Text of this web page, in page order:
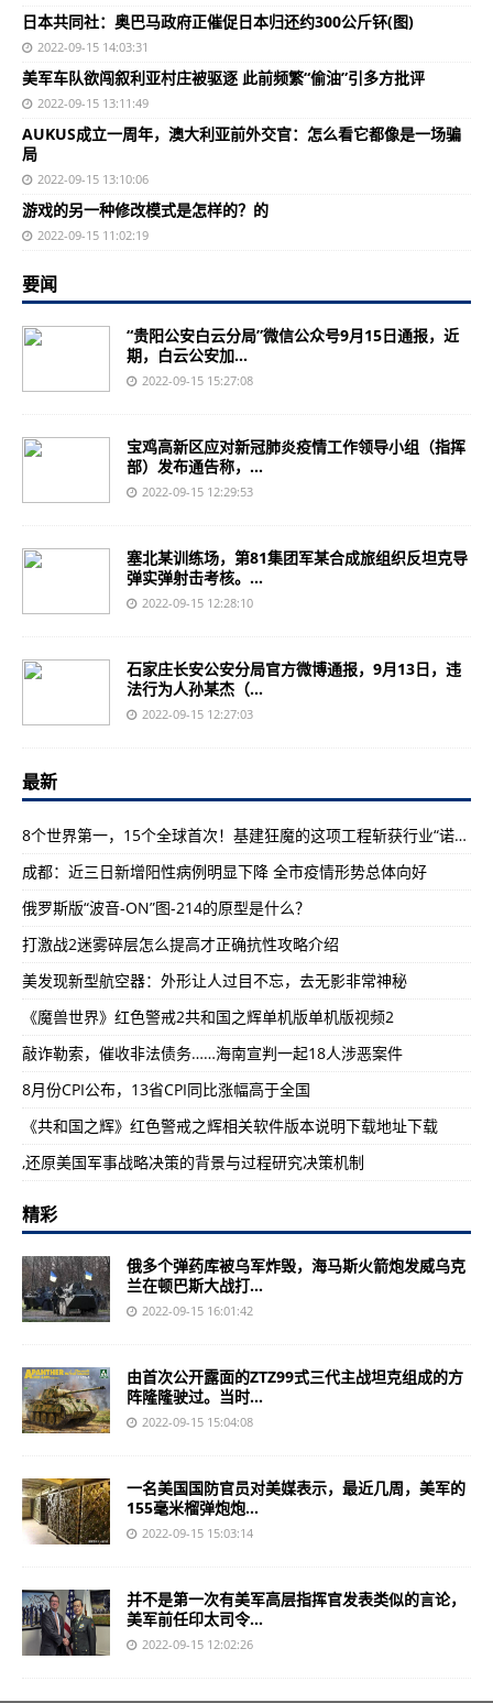
日本共同社：奥巴马政府正催促日本归还约300公斤钚(图)
2022-09-15 14:03:31
美军车队欲闯叙利亚村庄被驱逐 此前频繁“偷油”引多方批评
2022-09-15 13:11:49
AUKUS成立一周年，澳大利亚前外交官：怎么看它都像是一场骗
局
2022-09-15 13:10:06
游戏的另一种修改模式是怎样的？的
2022-09-15 11:02:19
要闻
“贵阳公安白云分局”微信公众号9月15日通报，近
期，白云公安加...
2022-09-15 15:27:08
宝鸡高新区应对新冠肺炎疫情工作领导小组（指挥
部）发布通告称，...
2022-09-15 12:29:53
塞北某训练场，第81集团军某合成旅组织反坦克导
弹实弹射击考核。...
2022-09-15 12:28:10
石家庄长安公安分局官方微博通报，9月13日，违
法行为人孙某杰（...
2022-09-15 12:27:03
最新
8个世界第一，15个全球首次！基建狂魔的这项工程斩获行业“诺奖”
成都：近三日新增阳性病例明显下降 全市疫情形势总体向好
俄罗斯版“波音-ON”图-214的原型是什么？
打激战2迷雾碎层怎么提高才正确抗性攻略介绍
美发现新型航空器：外形让人过目不忘，去无影非常神秘
《魔兽世界》红色警戒2共和国之辉单机版单机版视频2
敲诈勒索，催收非法债务……海南宣判一起18人涉恶案件
8月份CPI公布，13省CPI同比涨幅高于全国
《共和国之辉》红色警戒之辉相关软件版本说明下载地址下载
,还原美国军事战略决策的背景与过程研究决策机制
精彩
俄多个弹药库被乌军炸毁，海马斯火箭炮发威乌克
兰在顿巴斯大战打...
2022-09-15 16:01:42
由首次公开露面的ZTZ99式三代主战坦克组成的方
阵隆隆驶过。当时...
2022-09-15 15:04:08
一名美国国防官员对美媒表示，最近几周，美军的
155毫米榴弹炮炮...
2022-09-15 15:03:14
并不是第一次有美军高层指挥官发表类似的言论，
美军前任印太司令...
2022-09-15 12:02:26